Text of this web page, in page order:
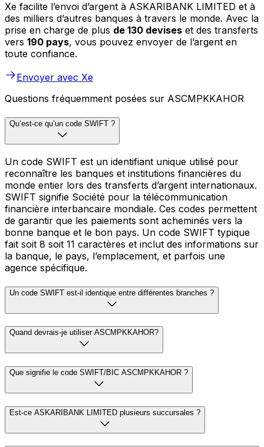
Xe facilite l’envoi d’argent à ASKARIBANK LIMITED et à
des milliers d’autres banques à travers le monde. Avec la
prise en charge de plus de 130 devises et des transferts
vers 190 pays, vous pouvez envoyer de l’argent en
toute confiance.
Envoyer avec Xe
Questions fréquemment posées sur ASCMPKKAHOR
Qu’est-ce qu’un code SWIFT ?
Un code SWIFT est un identifiant unique utilisé pour
reconnaître les banques et institutions financières du
monde entier lors des transferts d’argent internationaux.
SWIFT signifie Société pour la télécommunication
financière interbancaire mondiale. Ces codes permettent
de garantir que les paiements sont acheminés vers la
bonne banque et le bon pays. Un code SWIFT typique
fait soit 8 soit 11 caractères et inclut des informations sur
la banque, le pays, l’emplacement, et parfois une
agence spécifique.
Un code SWIFT est-il identique entre différentes branches ?
Quand devrais-je utiliser ASCMPKKAHOR?
Que signifie le code SWIFT/BIC ASCMPKKAHOR ?
Est-ce ASKARIBANK LIMITED plusieurs succursales ?